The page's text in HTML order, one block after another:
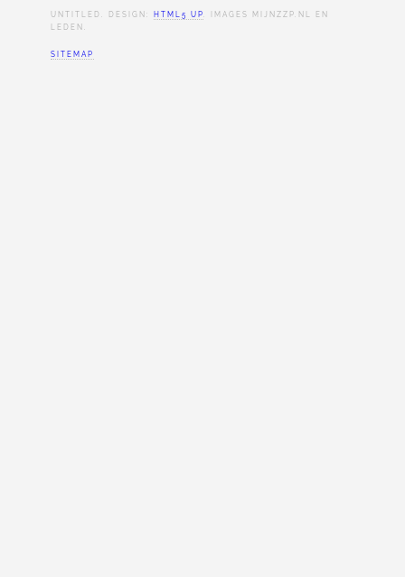
UNTITLED. DESIGN: HTML5 UP. IMAGES MIJNZZP.NL EN
LEDEN.
SITEMAP